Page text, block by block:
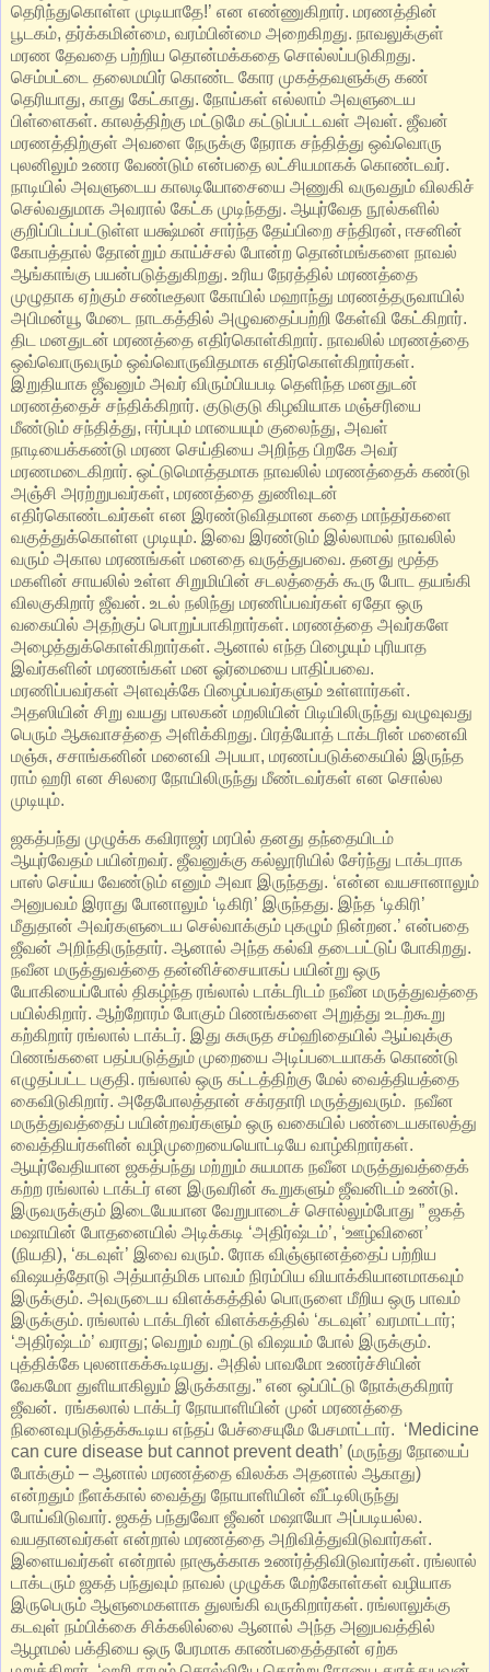
தெரிந்துகொள்ள முடியாதே!’ என எண்ணுகிறார். மரணத்தின்
பூடகம், தர்க்கமின்மை, வரம்பின்மை அறைகிறது. நாவலுக்குள்
மரண தேவதை பற்றிய தொன்மக்கதை சொல்லப்படுகிறது.
செம்பட்டை தலைமயிர் கொண்ட கோர முகத்தவளுக்கு கண்
தெரியாது, காது கேட்காது. நோய்கள் எல்லாம் அவளுடைய
பிள்ளைகள். காலத்திற்கு மட்டுமே கட்டுப்பட்டவள் அவள். ஜீவன்
மரணத்திற்குள் அவளை நேருக்கு நேராக சந்தித்து ஒவ்வொரு
புலனிலும் உணர வேண்டும் என்பதை லட்சியமாகக் கொண்டவர்.
நாடியில் அவளுடைய காலடியோசையை அணுகி வருவதும் விலகிச்
செல்வதுமாக அவரால் கேட்க முடிந்தது. ஆயுர்வேத நூல்களில்
குறிப்பிடப்பட்டுள்ள யக்ஷ்மன் சார்ந்த தேய்பிறை சந்திரன், ஈசனின்
கோபத்தால் தோன்றும் காய்ச்சல் போன்ற தொன்மங்களை நாவல்
ஆங்காங்கு பயன்படுத்துகிறது. உரிய நேரத்தில் மரணத்தை
முழுதாக ஏற்கும் சண்டீதலா கோயில் மஹாந்து மரணத்தருவாயில்
அபிமன்யூ மேடை நாடகத்தில் அழுவதைப்பற்றி கேள்வி கேட்கிறார்.
திட மனதுடன் மரணத்தை எதிர்கொள்கிறார். நாவலில் மரணத்தை
ஒவ்வொருவரும் ஒவ்வொருவிதமாக எதிர்கொள்கிறார்கள்.
இறுதியாக ஜீவனும் அவர் விரும்பியபடி தெளிந்த மனதுடன்
மரணத்தைச் சந்திக்கிறார். குடுகுடு கிழவியாக மஞ்சரியை
மீண்டும் சந்தித்து, ஈர்ப்பும் மாயையும் குலைந்து, அவள்
நாடியைக்கண்டு மரண செய்தியை அறிந்த பிறகே அவர்
மரணமடைகிறார். ஒட்டுமொத்தமாக நாவலில் மரணத்தைக் கண்டு
அஞ்சி அரற்றுபவர்கள், மரணத்தை துணிவுடன்
எதிர்கொண்டவர்கள் என இரண்டுவிதமான கதை மாந்தர்களை
வகுத்துக்கொள்ள முடியும். இவை இரண்டும் இல்லாமல் நாவலில்
வரும் அகால மரணங்கள் மனதை வருத்துபவை. தனது மூத்த
மகளின் சாயலில் உள்ள சிறுமியின் சடலத்தைக் கூரு போட தயங்கி
விலகுகிறார் ஜீவன். உடல் நலிந்து மரணிப்பவர்கள் ஏதோ ஒரு
வகையில் அதற்குப் பொறுப்பாகிறார்கள். மரணத்தை அவர்களே
அழைத்துக்கொள்கிறார்கள். ஆனால் எந்த பிழையும் புரியாத
இவர்களின் மரணங்கள் மன ஓர்மையை பாதிப்பவை.
மரணிப்பவர்கள் அளவுக்கே பிழைப்பவர்களும் உள்ளார்கள்.
அதஸியின் சிறு வயது பாலகன் மறலியின் பிடியிலிருந்து வழுவுவது
பெரும் ஆசுவாசத்தை அளிக்கிறது. பிரத்யோத் டாக்டரின் மனைவி
மஞ்சு, சசாங்கனின் மனைவி அபயா, மரணப்படுக்கையில் இருந்த
ராம் ஹரி என சிலரை நோயிலிருந்து மீண்டவர்கள் என சொல்ல
முடியும்.
ஜகத்பந்து முழுக்க கவிராஜர் மரபில் தனது தந்தையிடம்
ஆயுர்வேதம் பயின்றவர். ஜீவனுக்கு கல்லூரியில் சேர்ந்து டாக்டராக
பாஸ் செய்ய வேண்டும் எனும் அவா இருந்தது. ‘என்ன வயசானாலும்
அனுபவம் இராது போனாலும் ‘டிகிரி’ இருந்தது. இந்த ‘டிகிரி’
மீதுதான் அவர்களுடைய செல்வாக்கும் புகழும் நின்றன.’ என்பதை
ஜீவன் அறிந்திருந்தார். ஆனால் அந்த கல்வி தடைபட்டுப் போகிறது.
நவீன மருத்துவத்தை தன்னிச்சையாகப் பயின்று ஒரு
யோகியைப்போல் திகழ்ந்த ரங்லால் டாக்டரிடம் நவீன மருத்துவத்தை
பயில்கிறார். ஆற்றோரம் போகும் பிணங்களை அறுத்து உடற்கூறு
கற்கிறார் ரங்லால் டாக்டர். இது சுசுருத சம்ஹிதையில் ஆய்வுக்கு
பிணங்களை பதப்படுத்தும் முறையை அடிப்படையாகக் கொண்டு
எழுதப்பட்ட பகுதி. ரங்லால் ஒரு கட்டத்திற்கு மேல் வைத்தியத்தை
கைவிடுகிறார். அதேபோலத்தான் சக்ரதாரி மருத்துவரும். ‌ நவீன
மருத்துவத்தைப் பயின்றவர்களும் ஒரு வகையில் பண்டையகாலத்து
வைத்தியர்களின் வழிமுறையையொட்டியே வாழ்கிறார்கள்.
ஆயுர்வேதியான ஜகத்பந்து மற்றும் சுயமாக நவீன மருத்துவத்தைக்
கற்ற ரங்லால் டாக்டர் என இருவரின் கூறுகளும் ஜீவனிடம் உண்டு.
இருவருக்கும் இடையேயான வேறுபாடைச் சொல்லும்போது ” ஜகத்
மஷாயின் போதனையில் அடிக்கடி ‘அதிர்ஷ்டம்’, ‘ஊழ்வினை’
(நியதி), ‘கடவுள்’ இவை வரும். ரோக விஞ்ஞானத்தைப் பற்றிய
விஷயத்தோடு அத்யாத்மிக பாவம் நிரம்பிய வியாக்கியானமாகவும்
இருக்கும். அவருடைய விளக்கத்தில் பொருளை மீறிய ஒரு பாவம்
இருக்கும். ரங்லால் டாக்டரின் விளக்கத்தில் ‘கடவுள்’ வரமாட்டார்;
‘அதிர்ஷ்டம்’ வராது; வெறும் வறட்டு விஷயம் போல் இருக்கும்.
புத்திக்கே புலனாகக்கூடியது. அதில் பாவமோ உணர்ச்சியின்
வேகமோ துளியாகிலும் இருக்காது.” என ஒப்பிட்டு நோக்குகிறார்
ஜீவன். ரங்கலால் டாக்டர் நோயாளியின் முன் மரணத்தை
நினைவுபடுத்தக்கூடிய எந்தப் பேச்சையுமே பேசமாட்டார். ‘Medicine
can cure disease but cannot prevent death’ (மருந்து நோயைப்
போக்கும் – ஆனால் மரணத்தை விலக்க அதனால் ஆகாது)
என்றதும் நீளக்கால் வைத்து நோயாளியின் வீட்டிலிருந்து
போய்விடுவார். ஜகத் பந்துவோ ஜீவன் மஷாயோ அப்படியல்ல.
வயதானவர்கள் என்றால் மரணத்தை அறிவித்துவிடுவார்கள்.
இளையவர்கள் என்றால் நாசூக்காக உணர்த்திவிடுவார்கள். ரங்லால்
டாக்டரும் ஜகத் பந்துவும் நாவல் முழுக்க மேற்கோள்கள் வழியாக
இருபெரும் ஆளுமைகளாக துலங்கி வருகிறார்கள். ரங்லாலுக்கு
கடவுள் நம்பிக்கை சிக்கலில்லை ஆனால் அந்த அனுபவத்தில்
ஆழாமல் பக்தியை ஒரு பேரமாக காண்பதைத்தான் ஏற்க